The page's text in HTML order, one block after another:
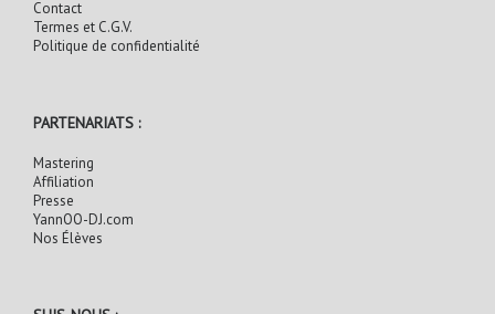
Contact
Termes et C.G.V.
Politique de confidentialité
PARTENARIATS :
Mastering
Affiliation
Presse
YannOO-DJ.com
Nos Élèves